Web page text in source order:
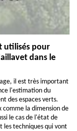
utilisés pour
dans le
il est très important
l'estimation du
des espaces verts.
comme la dimension de
le cas de l'état de
les techniques qui vont